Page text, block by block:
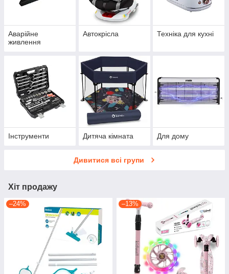
Аварійне
живлення
Автокрісла Техніка для кухні
Інструменти Дитяча кімната Для дому
Дивитися всі групи
Хіт продажу
–24% –13%